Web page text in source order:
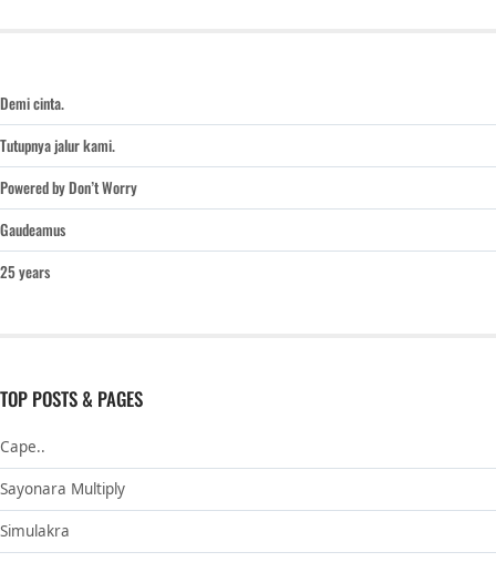
Demi cinta.
Tutupnya jalur kami.
Powered by Don’t Worry
Gaudeamus
25 years
TOP POSTS & PAGES
Cape..
Sayonara Multiply
Simulakra